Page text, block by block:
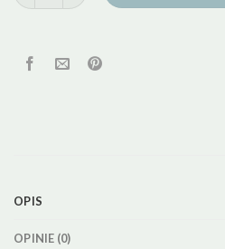
OPIS
OPINIE (0)